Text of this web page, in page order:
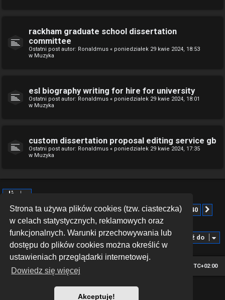
Strona ta używa plików cookies (tzw. ciasteczka)
w celach statystycznych, reklamowych oraz
funkcjonalnych. Warunki przechowywania lub
dostępu do plików cookies można określić w
ustawieniach przeglądarki internetowej.
Dowiedz się więcej
Akceptuję!
rackham graduate school dissertation
committee
Ostatni post autor: Ronaldmus « poniedziałek 29 kwie 2024, 18:53
w Muzyka
esl biography writing for hire for university
Ostatni post autor: Ronaldmus « poniedziałek 29 kwie 2024, 18:01
w Muzyka
custom dissertation proposal editing service gb
Ostatni post autor: Ronaldmus « poniedziałek 29 kwie 2024, 17:35
w Muzyka
Znaleziono więcej niż 1000 wyników Strona1z40
1 2 3 4 5 40
Przejdź do
Strona główna UTC+02:00
MannixMD
Technologię dostarczaphpBB® Forum Software © phpBB Limited